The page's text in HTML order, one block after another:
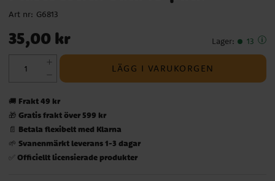
Art nr: G6813
Pris
35,00 kr
35,00 kr Lager: 13
LÄGG I VARUKORGEN
🚚 Frakt 49 kr
🎁 Gratis frakt över 599 kr
📄 Betala flexibelt med Klarna
🌱 Svanenmärkt leverans 1-3 dagar
✅ Officiellt licensierade produkter